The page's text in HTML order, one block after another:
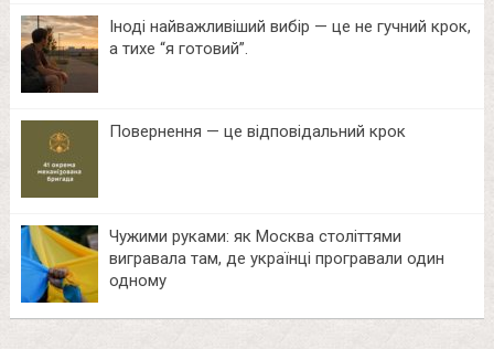
Іноді найважливіший вибір — це не гучний крок,
а тихе “я готовий”.
Повернення — це відповідальний крок
Чужими руками: як Москва століттями
вигравала там, де українці програвали один
одному